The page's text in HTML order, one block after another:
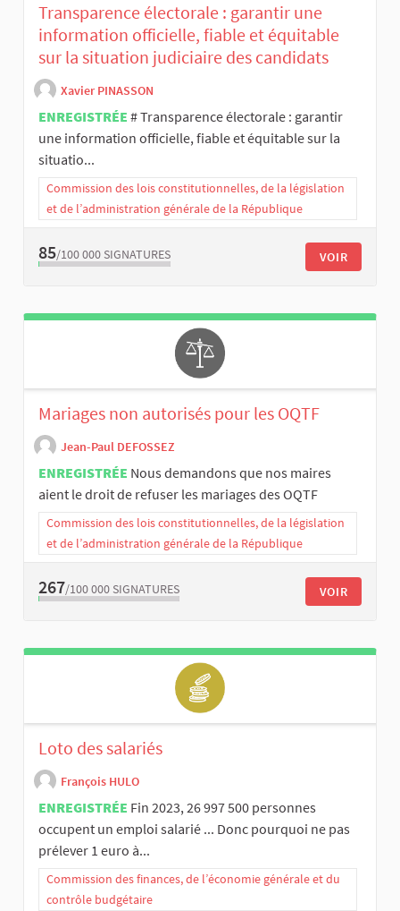
Transparence électorale : garantir une
information officielle, fiable et équitable
sur la situation judiciaire des candidats
Xavier PINASSON
ENREGISTRÉE # Transparence électorale : garantir
une information officielle, fiable et équitable sur la
situatio...
Commission des lois constitutionnelles, de la législation
et de l’administration générale de la République
85/100 000 SIGNATURES VOIR
Mariages non autorisés pour les OQTF
Jean-Paul DEFOSSEZ
ENREGISTRÉE Nous demandons que nos maires
aient le droit de refuser les mariages des OQTF
Commission des lois constitutionnelles, de la législation
et de l’administration générale de la République
267/100 000 SIGNATURES VOIR
Loto des salariés
François HULO
ENREGISTRÉE Fin 2023, 26 997 500 personnes
occupent un emploi salarié ... Donc pourquoi ne pas
prélever 1 euro à...
Commission des finances, de l’économie générale et du
contrôle budgétaire